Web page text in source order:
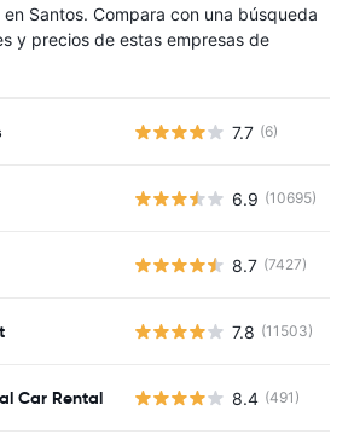
Santos. Compara con una búsqueda
y precios de estas empresas de
7.7 (6)
6.9 (10695)
8.7 (7427)
7.8 (11503)
Car Rental 8.4 (491)